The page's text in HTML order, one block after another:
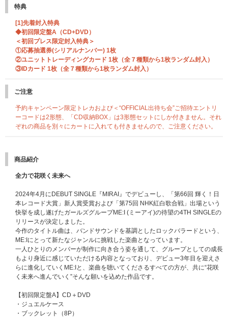
特典
[1]先着封入特典
◆初回限定盤A（CD+DVD）
＜初回プレス限定封入特典＞
①応募抽選券(シリアルナンバー) 1枚
②ユニットトレーディングカード 1枚（全７種類から1枚ランダム封入）
③IDカード 1枚（全７種類から1枚ランダム封入）
ご注意
予約キャンペーン限定トレカおよび＜“OFFICIAL出待ち会”ご招待エントリ
ーコードは2形態、「CD収納BOX」は3形態セットにしか付きません。それ
ぞれの商品を別々にカートに入れても付きませんので、ご注意ください。
商品紹介
全力で花咲く未来へ
2024年4月にDEBUT SINGLE『MIRAI』でデビューし、「第66回 輝く！日
本レコード大賞」新人賞受賞および「第75回 NHK紅白歌合戦」出場という
快挙を成し遂げたガールズグループME:I (ミーアイ)の待望の4TH SINGLEの
リリースが決定しました。
今作のタイトル曲は、バンドサウンドを基調としたロックバラードという、
ME:Iにとって新たなジャンルに挑戦した楽曲となっています。
一人ひとりのメンバーが制作に向き合う姿を通して、グループとしての成長
もより身近に感じていただける内容となっており、デビュー3年目を迎えさ
らに進化していくME:Iと、楽曲を聴いてくださるすべての方が、共に“花咲
く未来へ進んでいく”そんな願いを込めた作品です。
【初回限定盤A】CD＋DVD
・ジュエルケース
・ブックレット（8P）